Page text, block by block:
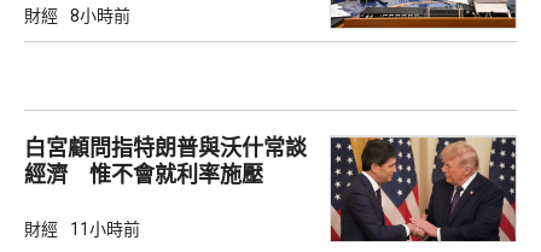
財經 8小時前
白宮顧問指特朗普與沃什常談
經濟 惟不會就利率施壓
財經 11小時前